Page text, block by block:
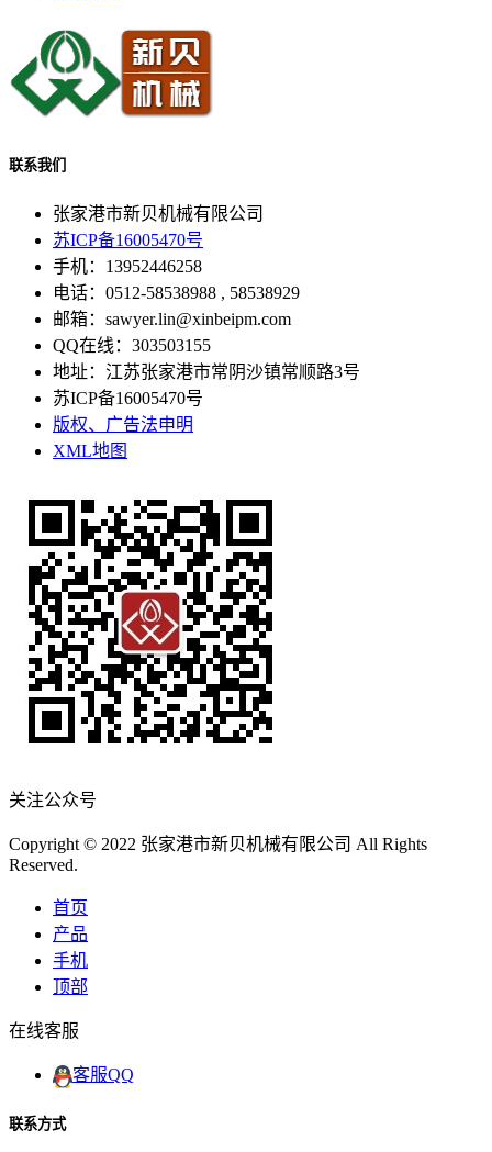
联系我们
张家港市新贝机械有限公司
苏ICP备16005470号
手机：13952446258
电话：0512-58538988 , 58538929
邮箱：sawyer.lin@xinbeipm.com
QQ在线：303503155
地址：江苏张家港市常阴沙镇常顺路3号
苏ICP备16005470号
版权、广告法申明
XML地图
关注公众号
Copyright © 2022 张家港市新贝机械有限公司 All Rights
Reserved.
首页
产品
手机
顶部
在线客服
客服QQ
联系方式